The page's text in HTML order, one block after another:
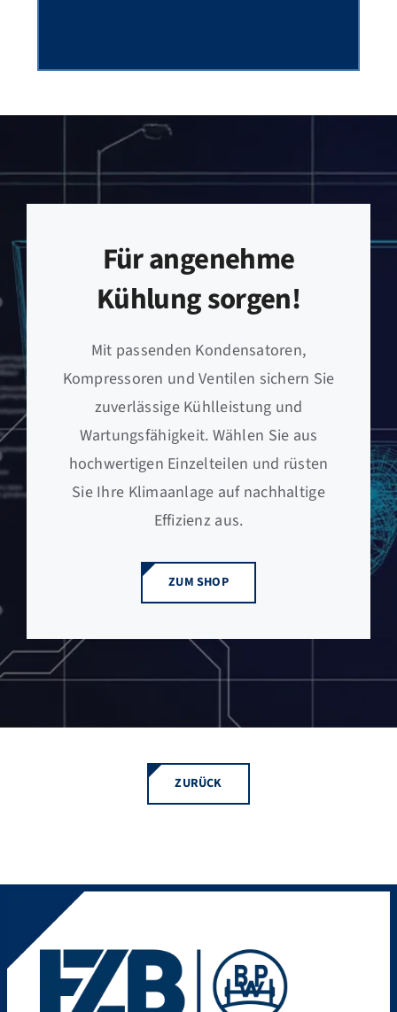
Für angenehme
Kühlung sorgen!
Mit passenden Kondensatoren,
Kompressoren und Ventilen sichern Sie
zuverlässige Kühlleistung und
Wartungsfähigkeit. Wählen Sie aus
hochwertigen Einzelteilen und rüsten
Sie Ihre Klimaanlage auf nachhaltige
Effizienz aus.
ZUM SHOP
ZURÜCK